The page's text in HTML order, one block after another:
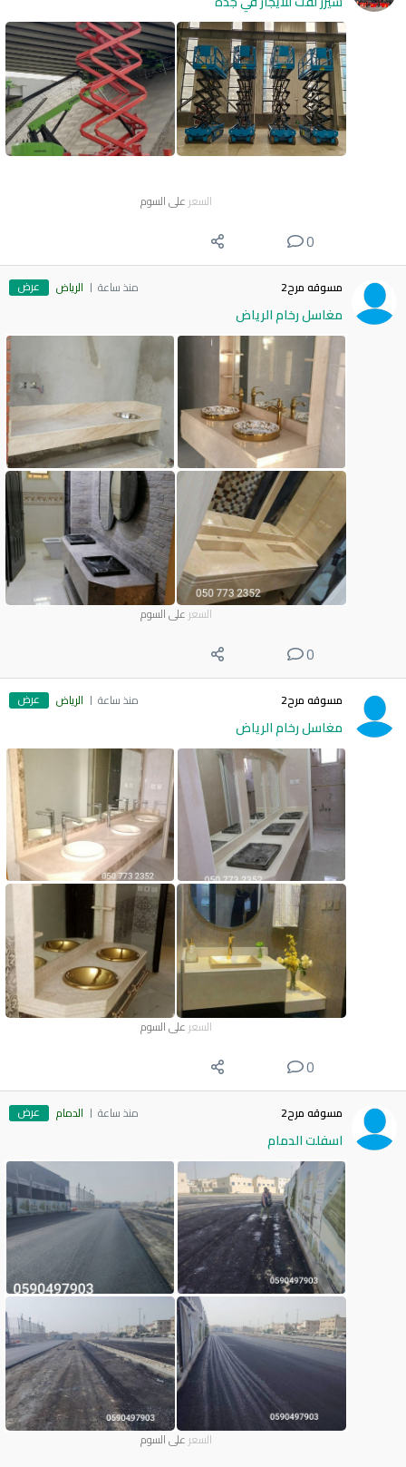
السعر على السوم
0
مسوقه مرح2 منذ ساعة الرياض عرض
مغاسل رخام الرياض
السعر على السوم
0
مسوقه مرح2 منذ ساعة الرياض عرض
مغاسل رخام الرياض
السعر على السوم
0
مسوقه مرح2 منذ ساعة الدمام عرض
اسفلت الدمام
السعر على السوم